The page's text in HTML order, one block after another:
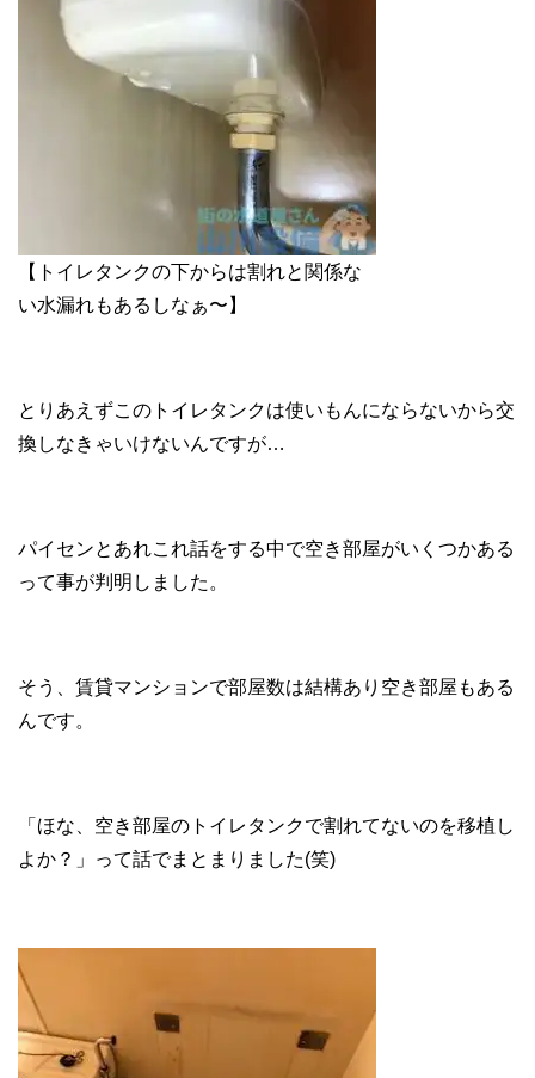
【トイレタンクの下からは割れと関係な
い水漏れもあるしなぁ〜】
とりあえずこのトイレタンクは使いもんにならないから交
換しなきゃいけないんですが…
パイセンとあれこれ話をする中で空き部屋がいくつかある
って事が判明しました。
そう、賃貸マンションで部屋数は結構あり空き部屋もある
んです。
「ほな、空き部屋のトイレタンクで割れてないのを移植し
よか？」って話でまとまりました(笑)